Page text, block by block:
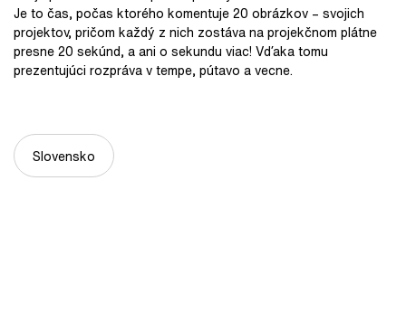
Je to čas, počas ktorého komentuje 20 obrázkov – svojich
projektov, pričom každý z nich zostáva na projekčnom plátne
presne 20 sekúnd, a ani o sekundu viac! Vďaka tomu
prezentujúci rozpráva v tempe, pútavo a vecne.
Slovensko